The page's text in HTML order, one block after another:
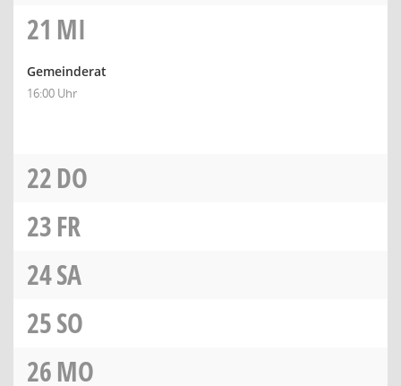
21 MI
Gemeinderat
16:00 Uhr
22DO
23FR
24SA
25SO
26MO